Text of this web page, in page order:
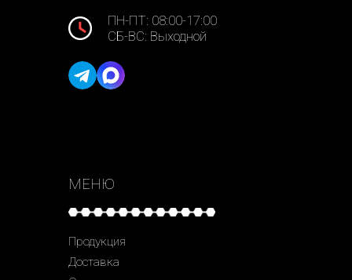
ПН-ПТ: 08:00-17:00
СБ-ВС: Выходной
МЕНЮ
Продукция
Доставка